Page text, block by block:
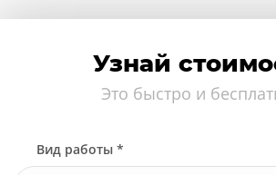
Узнай
Это быстро и
Вид работы *